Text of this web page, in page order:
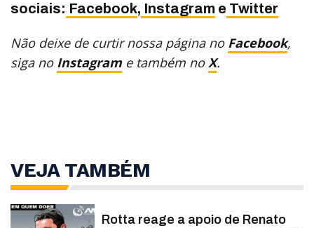
sociais: Facebook, Instagram e Twitter
Não deixe de curtir nossa página no Facebook,
siga no Instagram e também noX.
VEJA TAMBÉM
Rotta reage a apoio de Renato